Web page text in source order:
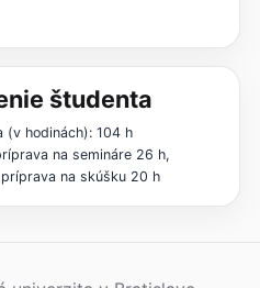
študenta
(v hodinách): 104 h
na semináre 26 h,
na skúšku 20 h